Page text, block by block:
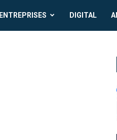
ENTREPRISES DIGITAL